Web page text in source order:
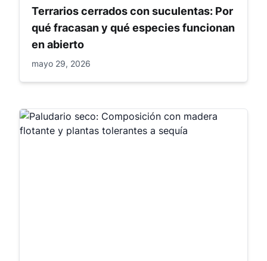
Terrarios cerrados con suculentas: Por
qué fracasan y qué especies funcionan
en abierto
mayo 29, 2026